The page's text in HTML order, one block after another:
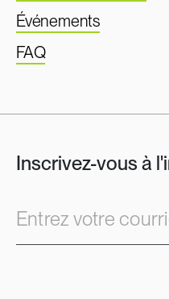
Événements
FAQ
Inscrivez-vous à
Entrez votre